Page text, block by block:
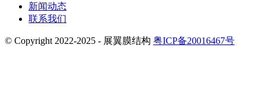
新闻动态
联系我们
© Copyright 2022-2025 - 展翼膜结构 粤ICP备20016467号